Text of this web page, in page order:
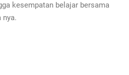
kesempatan belajar bersama
nya.